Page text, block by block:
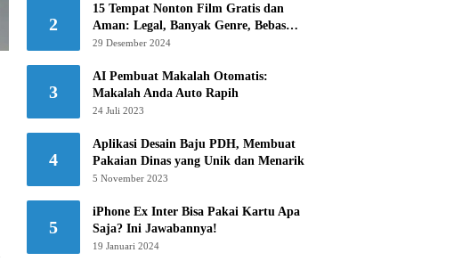
2
15 Tempat Nonton Film Gratis dan
Aman: Legal, Banyak Genre, Bebas
Khawatir!
29 Desember 2024
3
AI Pembuat Makalah Otomatis:
Makalah Anda Auto Rapih
24 Juli 2023
4
Aplikasi Desain Baju PDH, Membuat
Pakaian Dinas yang Unik dan Menarik
5 November 2023
5
iPhone Ex Inter Bisa Pakai Kartu Apa
Saja? Ini Jawabannya!
19 Januari 2024